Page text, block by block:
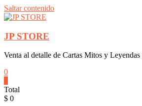
Saltar contenido
JP STORE
Venta al detalle de Cartas Mitos y
0
Total
$ 0